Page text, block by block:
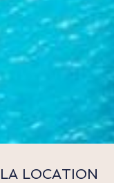
LOCATION